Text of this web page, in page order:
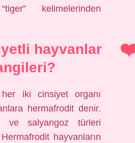
kelimelerinden
hayvanlar
iki cinsiyet organı
hermafrodit denir.
ve salyangoz türleri
hayvanların